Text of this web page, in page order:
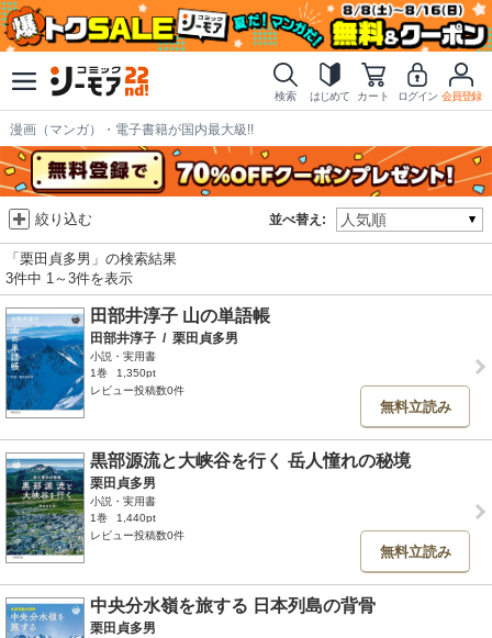
検索 はじめて カート ログイン 会員登録
漫画（マンガ）・電子書籍が国内最大級!!
並べ替え:
絞り込む
「栗田貞多男」の検索結果
3件中 1～3件を表示
田部井淳子 山の単語帳
田部井淳子 / 栗田貞多男
小説・実用書
1巻
1,350pt
レビュー投稿数0件
無料立読み
黒部源流と大峡谷を行く 岳人憧れの秘境
栗田貞多男
小説・実用書
1巻
1,440pt
レビュー投稿数0件
無料立読み
中央分水嶺を旅する 日本列島の背骨
栗田貞多男